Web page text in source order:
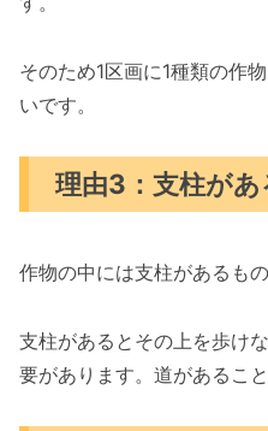
そのため1区画に1種類の作
いです。
理由3：支柱が
作物の中には支柱があるもの
支柱があるとその上を歩け
要があります。道があるこ